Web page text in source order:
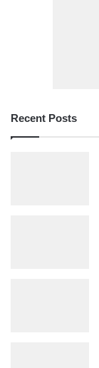
Recent Posts